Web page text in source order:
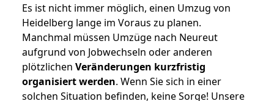
Es ist nicht immer möglich, einen Umzug von
Heidelberg lange im Voraus zu planen.
Manchmal müssen Umzüge nach Neureut
aufgrund von Jobwechseln oder anderen
plötzlichen Veränderungen kurzfristig
organisiert werden. Wenn Sie sich in einer
solchen Situation befinden, keine Sorge! Unsere